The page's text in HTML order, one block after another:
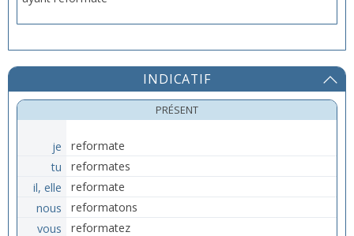
INDICATIF
PRÉSENT
je
reformate
tu
reformates
il, elle
reformate
nous
reformatons
vous
reformatez